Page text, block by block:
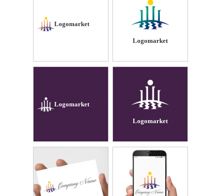
Logomarket
Logomarket
Logomarket
Logomarket